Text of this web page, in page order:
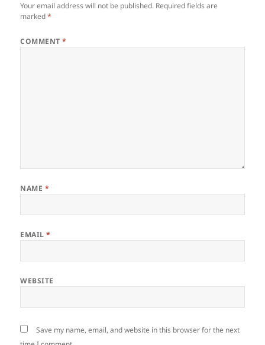
Your email address will not be published. Required fields are
marked*
COMMENT*
NAME *
EMAIL*
WEBSITE
Save my name, email, and website in this browser for the next